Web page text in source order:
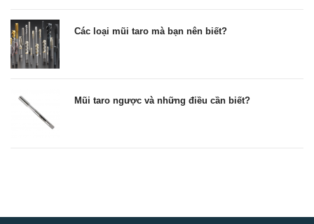
Các loại mũi taro mà bạn nên biết?
Mũi taro ngược và những điều cần biết?